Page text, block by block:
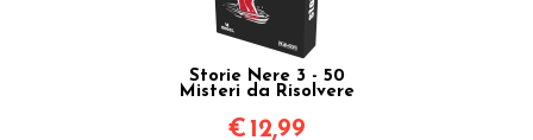
Storie Nere 3 - 50
Misteri da Risolvere
€ 12,99